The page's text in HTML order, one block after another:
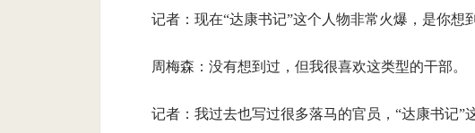
记者：现在“达康书记”这个人物非常火爆，是你想
周梅森：没有想到过，但我很喜欢这类型的干部。
记者：我过去也写过很多落马的官员，“达康书记”